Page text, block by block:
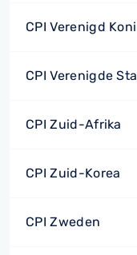
CPI Verenigd
CPI Verenigde
CPI Zuid-Afrika
CPI Zuid-Korea
CPI Zweden